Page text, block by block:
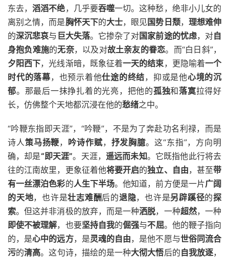
东去，滔滔不绝，几乎要吞噬一切。这种愁，绝非小儿女的
离别之情，而是胸怀天下的大士，眼见 国势日颓， 理想难伸
的深沉悲哀与 巨大失落。它掺杂了对国家前途的忧虑，对自
身抱负难施的无奈，以及对故土亲友的眷恋。而“白日斜”，
夕阳西下，光线渐暗，既象征着一天的结束，更隐喻着一个
时代的落幕，也预示着他仕途的终结，抑或是他心境的沉
郁。那最后一抹挣扎着的光亮，把他的孤独和落寞拉得好
长，仿佛整个天地都沉浸在他的愁绪之中。
“吟鞭东指即天涯”，“吟鞭”，不是为了奔赴功名利禄，而是
诗人策马扬鞭， 吟诗作赋， 抒发胸臆。这“东指”，方向明
确，却是“即天涯”。天涯，遥远而未知。它既指他此行将去
往的江南故里，更象征着他将要开启的独立、自由，甚至带
有一丝漂泊色彩的人生下半场。他知道，前方便是一片广阔
的天地，也许是壮志难酬后的退隐，也许是另辟蹊径的探
索。但这并非消极的放弃，而是一种洒脱，一种超然，一种
即使不被理解，也要坚持自我的倔强与不屈。他的鞭子指向
的，是心中的远方，是灵魂的自由，是他不愿与世俗同流合
污的清高。这句诗，描绘的是一种大彻大悟后的自我放逐，